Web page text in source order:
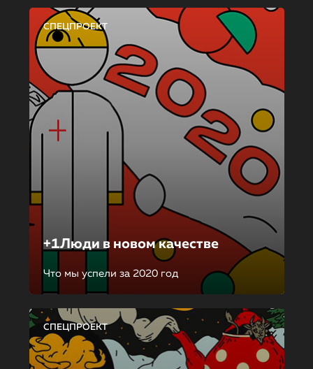
СПЕЦПРОЕКТ
+1Люди в новом качестве
Что мы успели за 2020 год
СПЕЦПРОЕКТ